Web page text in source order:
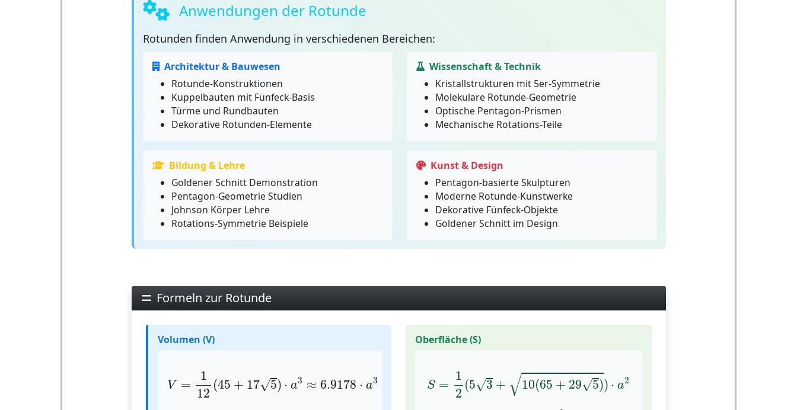
Anwendungen der Rotunde
Rotunden finden Anwendung in verschiedenen Bereichen:
Architektur & Bauwesen
Rotunde-Konstruktionen
Kuppelbauten mit Fünfeck-Basis
Türme und Rundbauten
Dekorative Rotunden-Elemente
Wissenschaft & Technik
Kristallstrukturen mit 5er-Symmetrie
Molekulare Rotunde-Geometrie
Optische Pentagon-Prismen
Mechanische Rotations-Teile
Bildung & Lehre
Goldener Schnitt Demonstration
Pentagon-Geometrie Studien
Johnson Körper Lehre
Rotations-Symmetrie Beispiele
Kunst & Design
Pentagon-basierte Skulpturen
Moderne Rotunde-Kunstwerke
Dekorative Fünfeck-Objekte
Goldener Schnitt im Design
Formeln zur Rotunde
Volumen (V)
V =
1
12
(45 + 17√5) ⋅ a3 ≈ 6.9178 ⋅ a3
=1
Oberfläche (S)
S =
1
2
(5√3 + √10(65 + 29√5)) ⋅ a2
S 10(65+295))⋅a2